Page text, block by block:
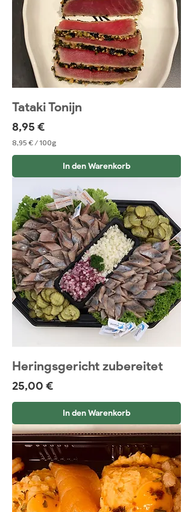
Tataki Tonijn
Preis
8,95 €
8,95 €/100g
p
r
o
1
0
0
G
r
a
m
m
In den Warenkorb
Heringsgericht zubereitet
Preis
25,00 €
In den Warenkorb